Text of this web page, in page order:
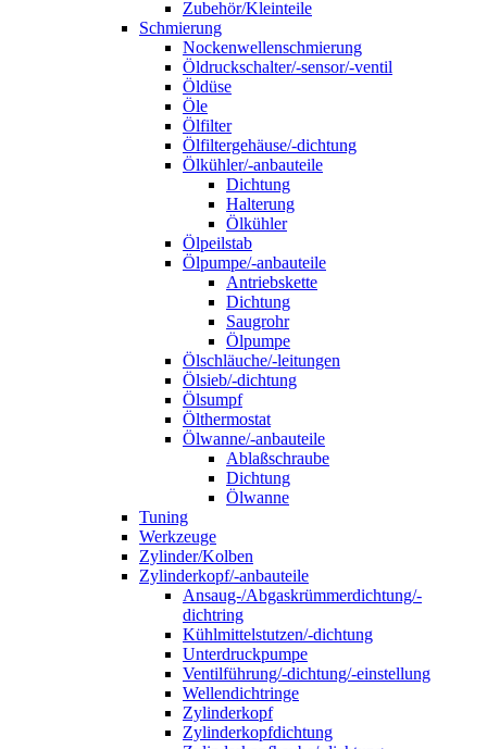
Zubehör/Kleinteile
Schmierung
Nockenwellenschmierung
Öldruckschalter/-sensor/-ventil
Öldüse
Öle
Ölfilter
Ölfiltergehäuse/-dichtung
Ölkühler/-anbauteile
Dichtung
Halterung
Ölkühler
Ölpeilstab
Ölpumpe/-anbauteile
Antriebskette
Dichtung
Saugrohr
Ölpumpe
Ölschläuche/-leitungen
Ölsieb/-dichtung
Ölsumpf
Ölthermostat
Ölwanne/-anbauteile
Ablaßschraube
Dichtung
Ölwanne
Tuning
Werkzeuge
Zylinder/Kolben
Zylinderkopf/-anbauteile
Ansaug-/Abgaskrümmerdichtung/-
dichtring
Kühlmittelstutzen/-dichtung
Unterdruckpumpe
Ventilführung/-dichtung/-einstellung
Wellendichtringe
Zylinderkopf
Zylinderkopfdichtung